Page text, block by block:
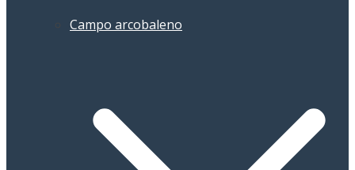
Campo arcobaleno